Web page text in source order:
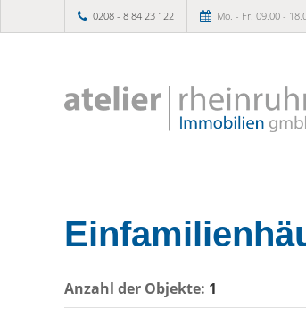
0208 - 8 84 23 122 Mo. - Fr. 09.00 -
Anzahl der Objekte: 1